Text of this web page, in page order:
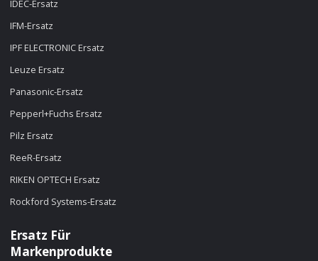
IDEC-Ersatz
IFM-Ersatz
IPF ELECTRONIC Ersatz
Leuze Ersatz
Panasonic-Ersatz
Pepperl+Fuchs Ersatz
Pilz Ersatz
ReeR-Ersatz
RIKEN OPTECH Ersatz
Rockford Systems-Ersatz
Ersatz Für
Markenprodukte